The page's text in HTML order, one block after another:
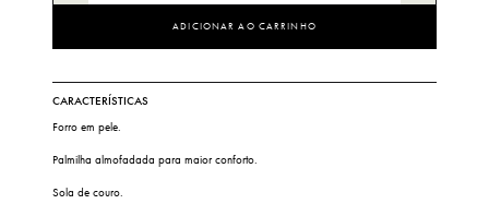
ADICIONAR AO CARRINHO
CARACTERÍSTICAS
Forro em pele.
Palmilha almofadada para maior conforto.
Sola de couro.